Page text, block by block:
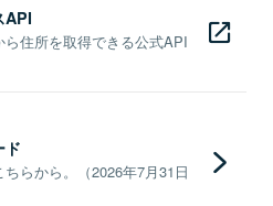
API
住所を取得できる公式API
ド
らから。（2026年7月31日